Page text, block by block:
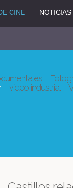
CINE NOTICIAS
vídeo industrial